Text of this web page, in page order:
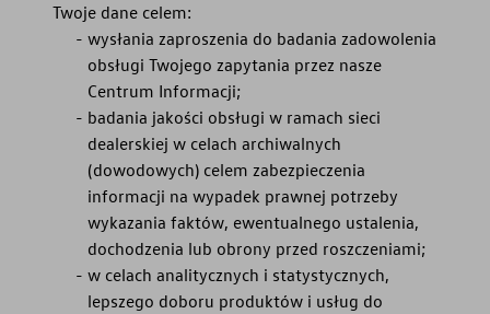
Twoje dane celem:
wysłania zaproszenia do badania zadowolenia
obsługi Twojego zapytania przez nasze
Centrum Informacji;
badania jakości obsługi w ramach sieci
dealerskiej w celach archiwalnych
(dowodowych) celem zabezpieczenia
informacji na wypadek prawnej potrzeby
wykazania faktów, ewentualnego ustalenia,
dochodzenia lub obrony przed roszczeniami;
w celach analitycznych i statystycznych,
lepszego doboru produktów i usług do